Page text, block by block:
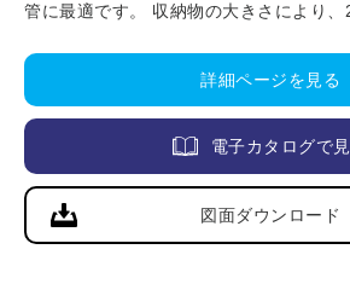
管に最適です。 収納物の大きさにより、
詳細ページを見る
電子カタログで
図面ダウンロード